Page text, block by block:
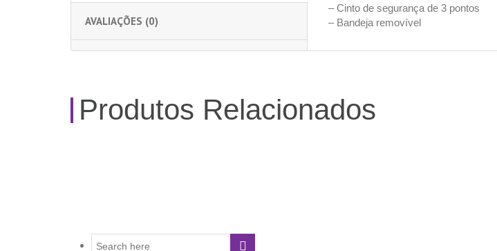
AVALIAÇÕES (0)
– Cinto de segurança de 3 pontos
– Bandeja removível
Produtos Relacionados